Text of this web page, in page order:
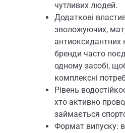
чутливих людей.
Додаткові
зволожуючих,
антиоксидантних
бренди часто
одному засобі,
комплексні
Рівень
хто активно
займається
Формат випуску: